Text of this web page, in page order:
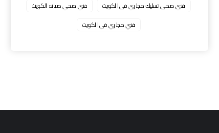
فني صحي تسليك مجاري في الكويت
فني صحي صيانه الكويت
فني مجاري في الكويت